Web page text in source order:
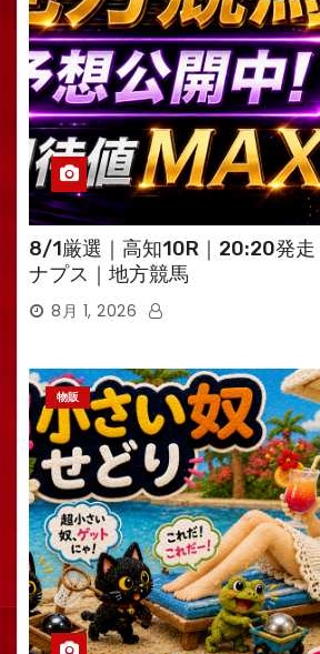
8/1厳選｜高知10R｜20:20発走
ナプス｜地方競馬
8月 1, 2026
物販